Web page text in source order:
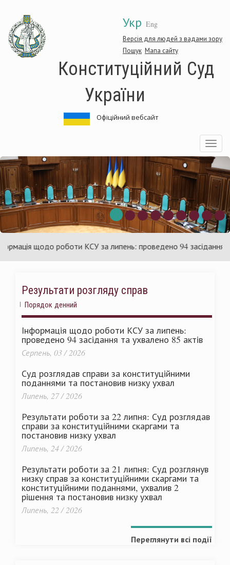
основного
матеріалу
Укр Eng
Версія для людей з вадами зору
Пошук Мапа сайту
Конституційний Суд
України
Офіційний вебсайт
Toggle
щодо роботи КСУ за липень: проведено 94 засідання та
Результати розгляду справ
Порядок денний
Інформація щодо роботи КСУ за липень:
проведено 94 засідання та ухвалено 85 актів
Серпень, 03 / 2026
Суд розглядав справи за конституційними
поданнями та постановив низку ухвал
Липень, 27 / 2026
Результати роботи за 22 липня: Суд розглядав
справи за конституційними скаргами та
постановив низку ухвал
Липень, 24 / 2026
Результати роботи за 21 липня: Суд розглянув
низку справ за конституційними скаргами та
конституційними поданнями, ухвалив 2
рішення та постановив низку ухвал
Липень, 22 / 2026
Переглянути всі події